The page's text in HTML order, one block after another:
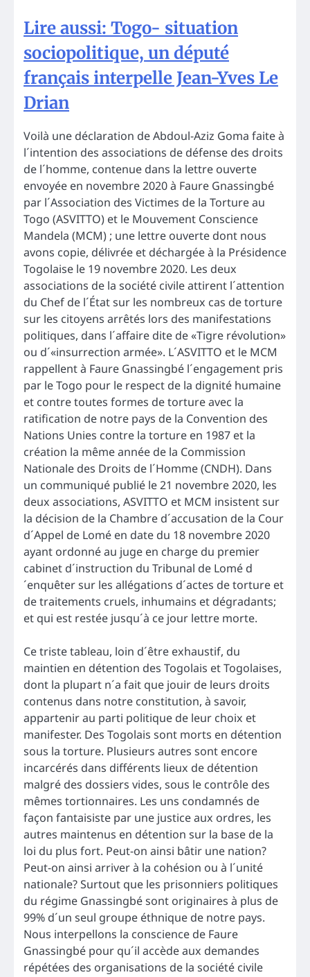
Lire aussi: Togo- situation
sociopolitique, un député
français interpelle Jean-Yves Le
Drian
Voilà une déclaration de Abdoul-Aziz Goma faite à
l´intention des associations de défense des droits
de l´homme, contenue dans la lettre ouverte
envoyée en novembre 2020 à Faure Gnassingbé
par l´Association des Victimes de la Torture au
Togo (ASVITTO) et le Mouvement Conscience
Mandela (MCM) ; une lettre ouverte dont nous
avons copie, délivrée et déchargée à la Présidence
Togolaise le 19 novembre 2020. Les deux
associations de la société civile attirent l´attention
du Chef de l´État sur les nombreux cas de torture
sur les citoyens arrêtés lors des manifestations
politiques, dans l´affaire dite de «Tigre révolution»
ou d´«insurrection armée». L´ASVITTO et le MCM
rappellent à Faure Gnassingbé l´engagement pris
par le Togo pour le respect de la dignité humaine
et contre toutes formes de torture avec la
ratification de notre pays de la Convention des
Nations Unies contre la torture en 1987 et la
création la même année de la Commission
Nationale des Droits de l´Homme (CNDH). Dans
un communiqué publié le 21 novembre 2020, les
deux associations, ASVITTO et MCM insistent sur
la décision de la Chambre d´accusation de la Cour
d´Appel de Lomé en date du 18 novembre 2020
ayant ordonné au juge en charge du premier
cabinet d´instruction du Tribunal de Lomé d
´enquêter sur les allégations d´actes de torture et
de traitements cruels, inhumains et dégradants;
et qui est restée jusqu´à ce jour lettre morte.
Ce triste tableau, loin d´être exhaustif, du
maintien en détention des Togolais et Togolaises,
dont la plupart n´a fait que jouir de leurs droits
contenus dans notre constitution, à savoir,
appartenir au parti politique de leur choix et
manifester. Des Togolais sont morts en détention
sous la torture. Plusieurs autres sont encore
incarcérés dans différents lieux de détention
malgré des dossiers vides, sous le contrôle des
mêmes tortionnaires. Les uns condamnés de
façon fantaisiste par une justice aux ordres, les
autres maintenus en détention sur la base de la
loi du plus fort. Peut-on ainsi bâtir une nation?
Peut-on ainsi arriver à la cohésion ou à l´unité
nationale? Surtout que les prisonniers politiques
du régime Gnassingbé sont originaires à plus de
99% d´un seul groupe éthnique de notre pays.
Nous interpellons la conscience de Faure
Gnassingbé pour qu´il accède aux demandes
répétées des organisations de la société civile